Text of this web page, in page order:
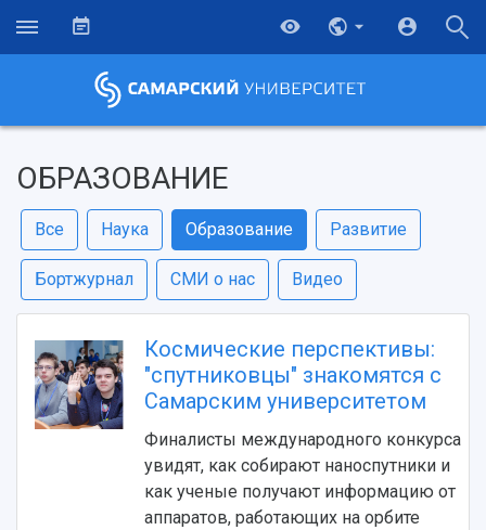
ОБРАЗОВАНИЕ
Все Наука Образование Развитие
Бортжурнал СМИ о нас Видео
Космические перспективы:
"спутниковцы" знакомятся с
Самарским университетом
Финалисты международного конкурса
увидят, как собирают наноспутники и
как ученые получают информацию от
аппаратов, работающих на орбите